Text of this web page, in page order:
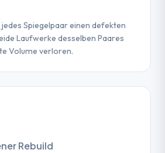
jedes Spiegelpaar einen defekten
Laufwerke desselben Paares
Volume verloren.
Rebuild